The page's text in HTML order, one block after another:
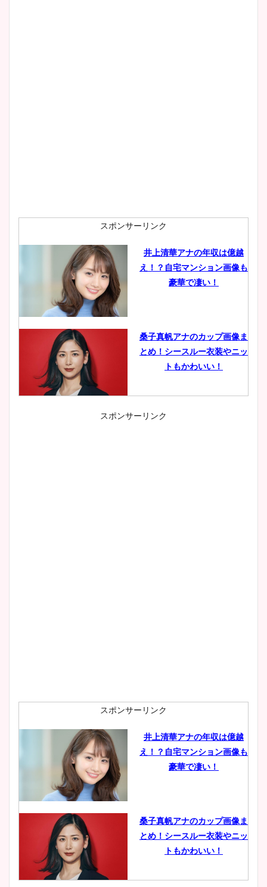
スポンサーリンク
井上清華アナの年収は億越
え！？自宅マンション画像も
豪華で凄い！
桑子真帆アナのカップ画像ま
とめ！シースルー衣装やニッ
トもかわいい！
小室瑛莉子のカップ画像まと
肉も凄い！
鈴木唯の太ってた時の体重が
ヤバすぎww原因や痩せたダ
豊島実季アナのカップ画像ま
とめ！美脚や水着姿に年齢も
スポンサーリンク
スポンサーリンク
井上清華アナの年収は億越
え！？自宅マンション画像も
豪華で凄い！
桑子真帆アナのカップ画像ま
とめ！シースルー衣装やニッ
トもかわいい！